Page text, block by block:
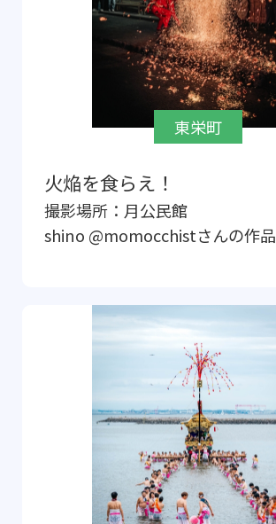
東栄町
火焔を食らえ！
撮影場所： 月公民館
shino @momocchistさんの作品